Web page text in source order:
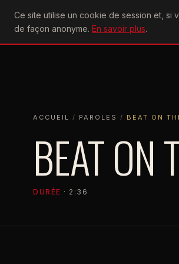
Ce site utilise un cookie de session et, si
de façon anonyme. En savoir plus.
U2achtung
ACCUEIL
ACCUEIL / PAROLES / BEAT ON
BEAT ON
DURÉE · 2:36